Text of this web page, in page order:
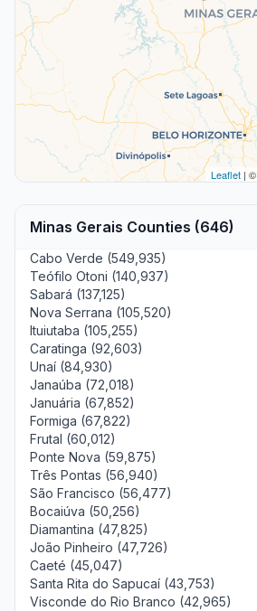
Leaflet | ©
Minas Gerais Counties (646)
Cabo Verde (549,935)
Teófilo Otoni (140,937)
Sabará (137,125)
Nova Serrana (105,520)
Ituiutaba (105,255)
Caratinga (92,603)
Unaí (84,930)
Janaúba (72,018)
Januária (67,852)
Formiga (67,822)
Frutal (60,012)
Ponte Nova (59,875)
Três Pontas (56,940)
São Francisco (56,477)
Bocaiúva (50,256)
Diamantina (47,825)
João Pinheiro (47,726)
Caeté (45,047)
Santa Rita do Sapucaí (43,753)
Visconde do Rio Branco (42,965)